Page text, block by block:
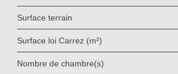
surface terrain
Surface loi Carrez (m²)
Nombre de chambre(s)